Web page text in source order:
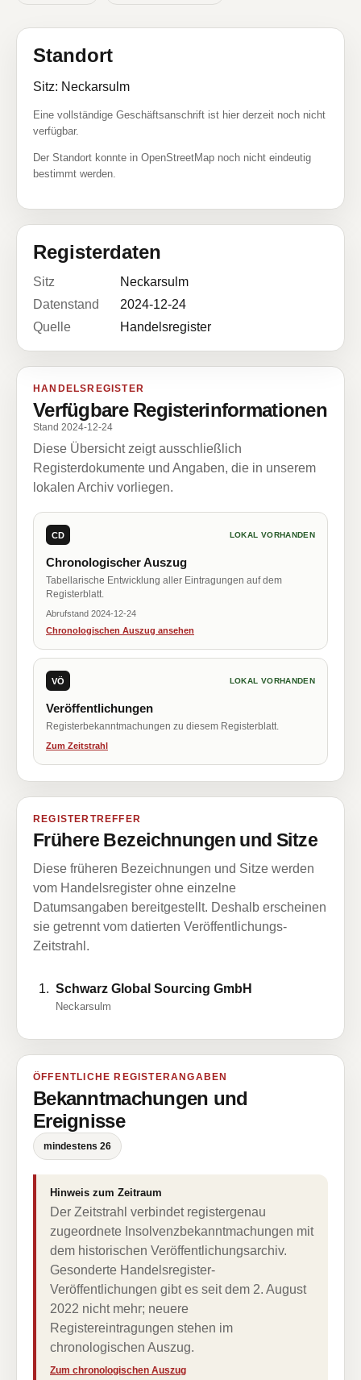
Standort
Sitz: Neckarsulm
Eine vollständige Geschäftsanschrift ist hier derzeit noch nicht
verfügbar.
Der Standort konnte in OpenStreetMap noch nicht eindeutig
bestimmt werden.
Registerdaten
Sitz
Neckarsulm
Datenstand
2024-12-24
Quelle
Handelsregister
HANDELSREGISTER
Verfügbare Registerinformationen
Stand 2024-12-24
Diese Übersicht zeigt ausschließlich
Registerdokumente und Angaben, die in unserem
lokalen Archiv vorliegen.
CD LOKAL VORHANDEN
Chronologischer Auszug
Tabellarische Entwicklung aller Eintragungen auf dem
Registerblatt.
Abrufstand 2024-12-24
Chronologischen Auszug ansehen
VÖ LOKAL VORHANDEN
Veröffentlichungen
Registerbekanntmachungen zu diesem Registerblatt.
Zum Zeitstrahl
REGISTERTREFFER
Frühere Bezeichnungen und Sitze
Diese früheren Bezeichnungen und Sitze werden
vom Handelsregister ohne einzelne
Datumsangaben bereitgestellt. Deshalb erscheinen
sie getrennt vom datierten Veröffentlichungs-
Zeitstrahl.
Schwarz Global Sourcing GmbH
Neckarsulm
ÖFFENTLICHE REGISTERANGABEN
Bekanntmachungen und
Ereignisse
mindestens 26
Hinweis zum Zeitraum
Der Zeitstrahl verbindet registergenau
zugeordnete Insolvenzbekanntmachungen mit
dem historischen Veröffentlichungsarchiv.
Gesonderte Handelsregister-
Veröffentlichungen gibt es seit dem 2. August
2022 nicht mehr; neuere
Registereintragungen stehen im
chronologischen Auszug.
Zum chronologischen Auszug